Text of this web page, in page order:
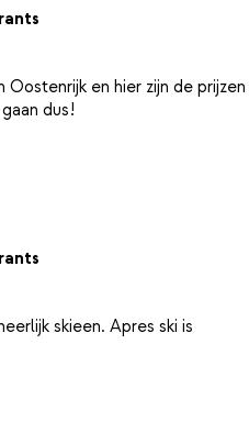
en hier zijn de prijzen
skieen. Apres ski is